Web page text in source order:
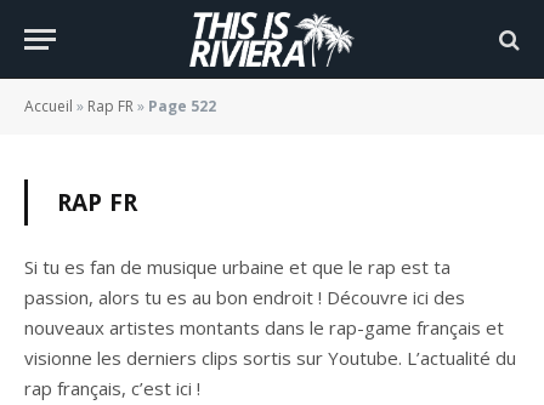
Accueil » Rap FR» Page 522
RAP FR
Si tu es fan de musique urbaine et que le rap est ta
passion, alors tu es au bon endroit ! Découvre ici des
nouveaux artistes montants dans le rap-game français et
visionne les derniers clips sortis sur Youtube. L’actualité du
rap français, c’est ici !